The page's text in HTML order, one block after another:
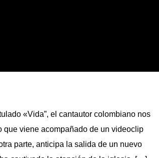
«Vida”, el cantautor colombiano nos
que viene acompañado de un videoclip
parte, anticipa la salida de un nuevo